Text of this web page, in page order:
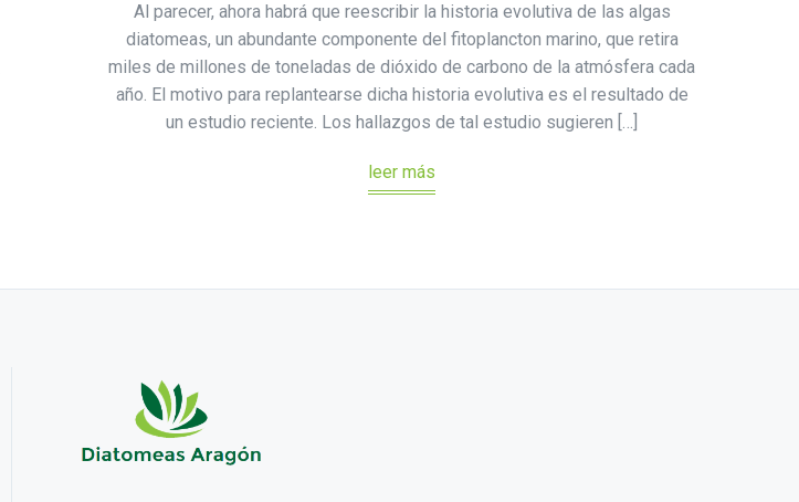
Al parecer, ahora habrá que reescribir la historia evolutiva de las algas
diatomeas, un abundante componente del fitoplancton marino, que retira
miles de millones de toneladas de dióxido de carbono de la atmósfera cada
año. El motivo para replantearse dicha historia evolutiva es el resultado de
un estudio reciente. Los hallazgos de tal estudio sugieren […]
leer más